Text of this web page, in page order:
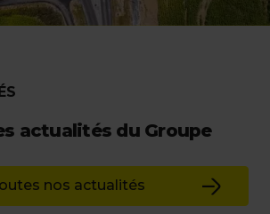
actualités du Groupe
nos actualités